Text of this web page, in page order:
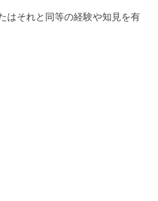
はそれと同等の経験や知見を有